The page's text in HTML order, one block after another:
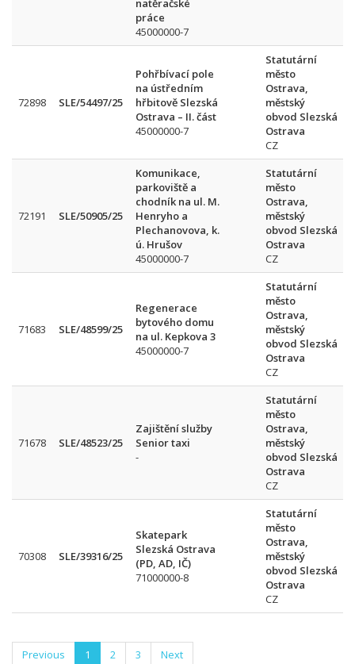
natěračské
práce
45000000-7
72898 SLE/54497/25
Pohřbívací pole
na ústředním
hřbitově Slezská
Ostrava – II. část
45000000-7
Statutární
město
Ostrava,
městský
obvod Slezská
Ostrava
CZ
72191 SLE/50905/25
Komunikace,
parkoviště a
chodník na ul. M.
Henryho a
Plechanovova, k.
ú. Hrušov
45000000-7
Statutární
město
Ostrava,
městský
obvod Slezská
Ostrava
CZ
71683 SLE/48599/25
Regenerace
bytového domu
na ul. Kepkova 3
45000000-7
Statutární
město
Ostrava,
městský
obvod Slezská
Ostrava
CZ
71678 SLE/48523/25
Zajištění služby
Senior taxi
-
Statutární
město
Ostrava,
městský
obvod Slezská
Ostrava
CZ
70308 SLE/39316/25
Skatepark
Slezská Ostrava
(PD, AD, IČ)
71000000-8
Statutární
město
Ostrava,
městský
obvod Slezská
Ostrava
CZ
Previous 1 2 3 Next